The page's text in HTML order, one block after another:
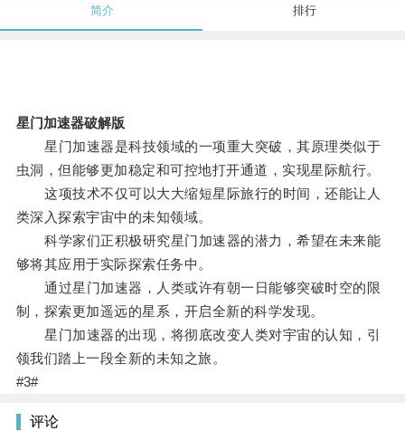
简介 排行
星门加速器破解版
星门加速器是科技领域的一项重大突破，其原理类似于
虫洞，但能够更加稳定和可控地打开通道，实现星际航行。
这项技术不仅可以大大缩短星际旅行的时间，还能让人
类深入探索宇宙中的未知领域。
科学家们正积极研究星门加速器的潜力，希望在未来能
够将其应用于实际探索任务中。
通过星门加速器，人类或许有朝一日能够突破时空的限
制，探索更加遥远的星系，开启全新的科学发现。
星门加速器的出现，将彻底改变人类对宇宙的认知，引
领我们踏上一段全新的未知之旅。
#3#
评论